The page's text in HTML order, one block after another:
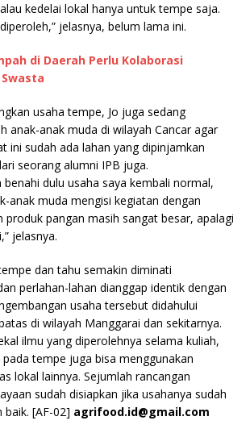
kedelai lokal hanya untuk tempe saja.
jelasnya, belum lama ini.
di Daerah Perlu Kolaborasi
usaha tempe, Jo juga sedang
anak-anak muda di wilayah Cancar agar
ini sudah ada lahan yang dipinjamkan
seorang alumni IPB juga.
benahi dulu usaha saya kembali normal,
anak muda mengisi kegiatan dengan
produk pangan masih sangat besar, apalagi
jelasnya.
dan tahu semakin diminati
perlahan-lahan dianggap identik dengan
usaha tersebut didahului
di wilayah Manggarai dan sekitarnya.
ilmu yang diperolehnya selama kuliah,
tempe juga bisa menggunakan
lokal lainnya. Sejumlah rancangan
sudah disiapkan jika usahanya sudah
baik. [AF-02] agrifood.id@gmail.com